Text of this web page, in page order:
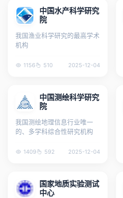
中国水产科学研究
院
我国渔业科学研究的最高学术
机构
1156 510 2025-12-04
中国测绘科学研究
院
我国测绘地理信息行业唯一
的、多学科综合性研究机构
1409 592 2025-12-04
国家地质实验测试
中心